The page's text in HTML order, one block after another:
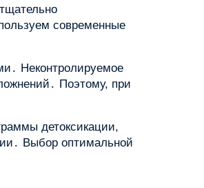
современные
Неконтролируемое
Поэтому, при
детоксикации,
Выбор оптимальной